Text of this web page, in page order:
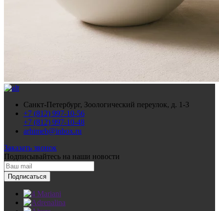
Санкт-Петербург, Зоологический переулок, д. 1-3
+7 (812) 997-10-56
+7 (812) 997-10-48
arhimeb@inbox.ru
Заказать звонок
Подписывайтесь на наши новости